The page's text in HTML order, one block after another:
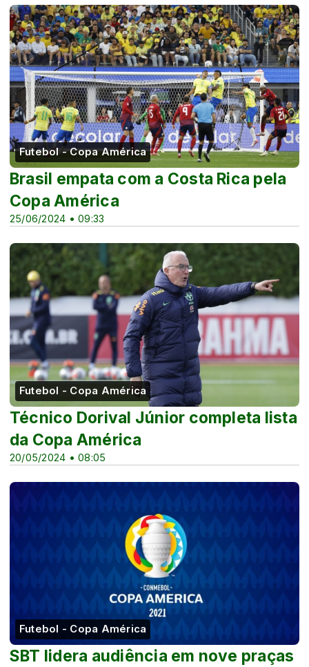
Futebol - Copa América
25/06/2024 • 09:33
Brasil empata com a Costa Rica pela
Copa América
Futebol - Copa América
20/05/2024 • 08:05
Técnico Dorival Júnior completa lista
da Copa América
Futebol - Copa América
SBT lidera audiência em nove praças